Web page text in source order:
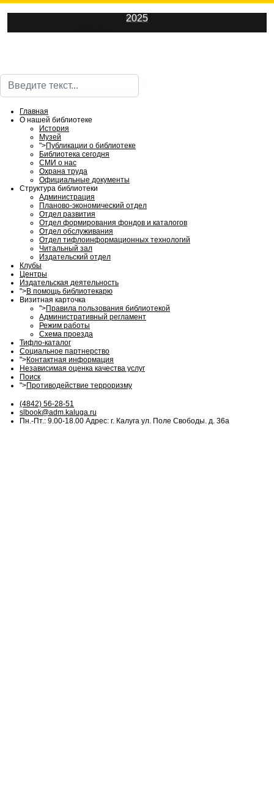
2025
Поиск
Главная
О нашей библиотеке
История
Музей
">Публикации о библиотеке
Библиотека сегодня
СМИ о нас
Охрана труда
Официальные документы
Структура библиотеки
Администрация
Планово-экономический отдел
Отдел развития
Отдел формирования фондов и каталогов
Отдел обслуживания
Отдел тифлоинформационных технологий
Читальный зал
Издательский отдел
Клубы
Центры
Издательская деятельность
">В помощь библиотекарю
Визитная карточка
">Правила пользования библиотекой
Административный регламент
Режим работы
Схема проезда
Тифло-каталог
Социальное партнерство
">Контактная информация
Независимая оценка качества услуг
Поиск
">Противодействие терроризму
(4842) 56-28-51
slbook@adm.kaluga.ru
Пн.-Пт.: 9.00-18.00 Адрес: г. Калуга ул. Поле Свободы. д. 36а